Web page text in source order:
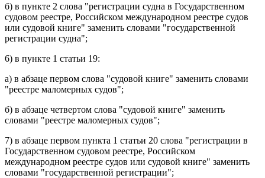
б) в пункте 2 слова "регистрации судна в Государственном
судовом реестре, Российском международном реестре судов
или судовой книге" заменить словами "государственной
регистрации судна";
6) в пункте 1 статьи 19:
а) в абзаце первом слова "судовой книге" заменить словами
"реестре маломерных судов";
б) в абзаце четвертом слова "судовой книге" заменить
словами "реестре маломерных судов";
7) в абзаце первом пункта 1 статьи 20 слова "регистрации в
Государственном судовом реестре, Российском
международном реестре судов или судовой книге" заменить
словами "государственной регистрации";